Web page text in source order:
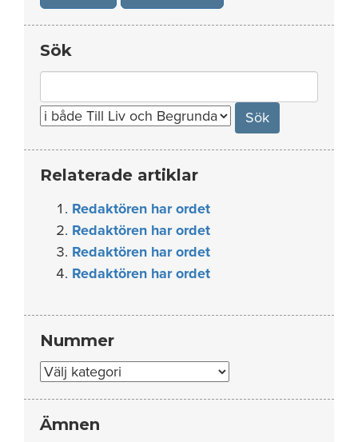
Sök
for:
Relaterade artiklar
Redaktören har ordet
Redaktören har ordet
Redaktören har ordet
Redaktören har ordet
Nummer
Nummer
Ämnen